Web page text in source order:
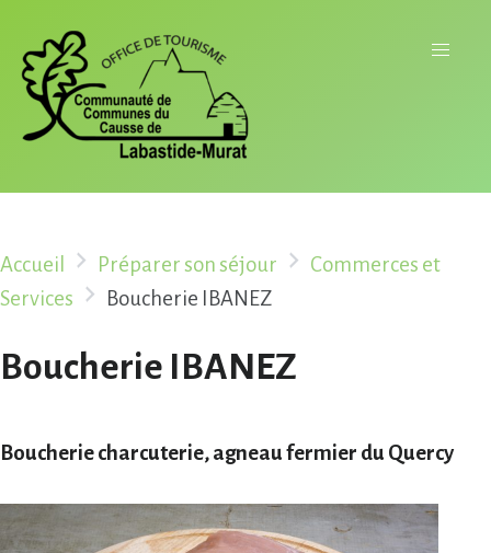
Accueil Préparer son séjour
Commerces et
Services
Boucherie IBANEZ
Boucherie IBANEZ
Boucherie charcuterie, agneau fermier du Quercy